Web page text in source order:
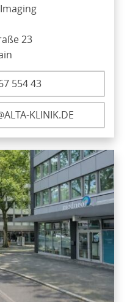
23
554 43
KLINIK.DE